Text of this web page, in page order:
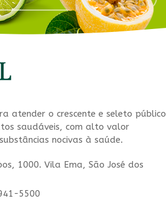
atender o crescente e seleto público
saudáveis, com alto valor
nocivas à saúde.
1000. Vila Ema, São José dos
5500